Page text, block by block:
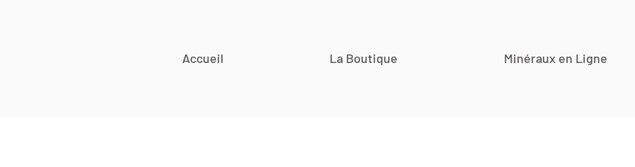
Accueil La Boutique Minéraux en Ligne